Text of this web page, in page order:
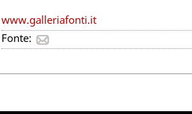
www.galleriafonti.it
Fonte: